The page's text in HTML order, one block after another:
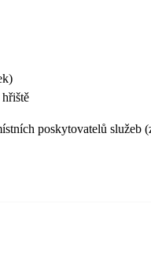
poskytovatelů služeb